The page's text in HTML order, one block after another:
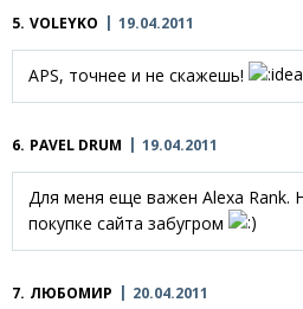
5. VOLEYKO 19.04.2011
APS, точнее и не скажешь!
6. PAVEL DRUM 19.04.2011
Для меня еще важен Alexa Rank.
покупке сайта забугром
7. ЛЮБОМИР 20.04.2011